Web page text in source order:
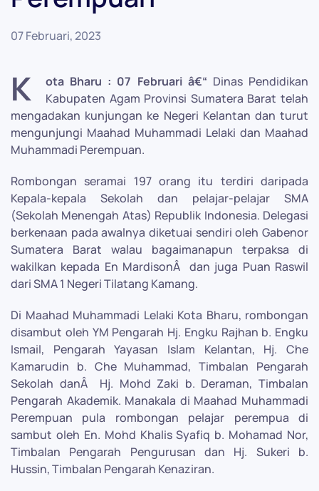
07 Februari, 2023
K ota Bharu : 07 Februari â€“ Dinas Pendidikan
Kabupaten Agam Provinsi Sumatera Barat telah
mengadakan kunjungan ke Negeri Kelantan dan turut
mengunjungi Maahad Muhammadi Lelaki dan Maahad
Muhammadi Perempuan.
Rombongan seramai 197 orang itu terdiri daripada
Kepala-kepala Sekolah dan pelajar-pelajar SMA
(Sekolah Menengah Atas) Republik Indonesia. Delegasi
berkenaan pada awalnya diketuai sendiri oleh Gabenor
Sumatera Barat walau bagaimanapun terpaksa di
wakilkan kepada En MardisonÂ dan juga Puan Raswil
dari SMA 1 Negeri Tilatang Kamang.
Di Maahad Muhammadi Lelaki Kota Bharu, rombongan
disambut oleh YM Pengarah Hj. Engku Rajhan b. Engku
Ismail, Pengarah Yayasan Islam Kelantan, Hj. Che
Kamarudin b. Che Muhammad, Timbalan Pengarah
Sekolah danÂ Hj. Mohd Zaki b. Deraman, Timbalan
Pengarah Akademik. Manakala di Maahad Muhammadi
Perempuan pula rombongan pelajar perempua di
sambut oleh En. Mohd Khalis Syafiq b. Mohamad Nor,
Timbalan Pengarah Pengurusan dan Hj. Sukeri b.
Hussin, Timbalan Pengarah Kenaziran.